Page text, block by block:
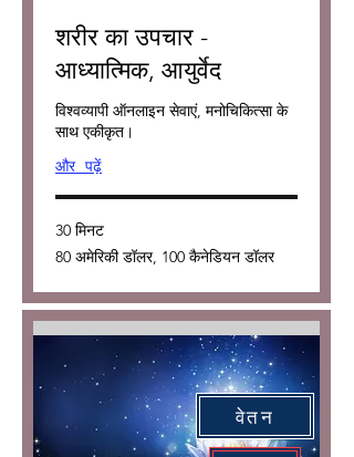
शरीर का उपचार -
आध्यात्मिक, आयुर्वेद
विश्वव्यापी ऑनलाइन सेवाएं, मनोचिकित्सा के
साथ एकीकृत।
और पढ़ें
30 मिनट
80
अमेरिकी
कैनेडियन
डॉलर
80 अमेरिकी डॉलर, 100 कैनेडियन डॉलर
वेतन